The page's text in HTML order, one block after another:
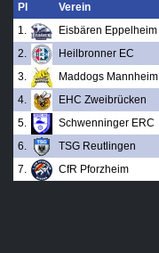
Pl Verein
1.
Eisbären Eppelheim
2.
Heilbronner EC
3.
Maddogs Mannheim
4.
EHC Zweibrücken
5.
Schwenninger ERC
6.
TSG Reutlingen
7.
CfR Pforzheim